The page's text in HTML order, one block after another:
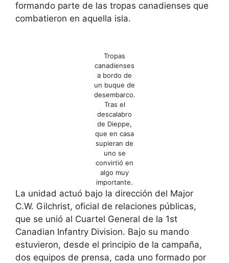
formando parte de las tropas canadienses que
combatieron en aquella isla.
Tropas
canadienses
a bordo de
un buque de
desembarco.
Tras el
descalabro
de Dieppe,
que en casa
supieran de
uno se
convirtió en
algo muy
importante.
La unidad actuó bajo la dirección del Major
C.W. Gilchrist, oficial de relaciones públicas,
que se unió al Cuartel General de la 1st
Canadian Infantry Division. Bajo su mando
estuvieron, desde el principio de la campaña,
dos equipos de prensa, cada uno formado por